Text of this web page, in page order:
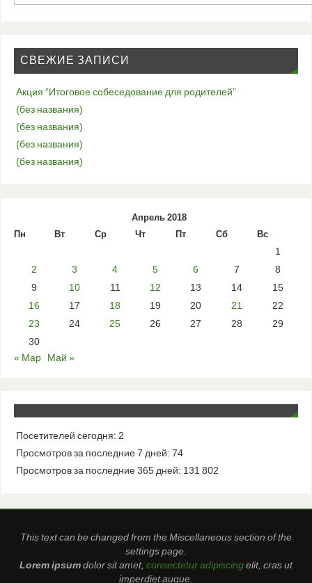
СВЕЖИЕ ЗАПИСИ
Акция “Итоговое собеседование для родителей”
(без названия)
(без названия)
(без названия)
(без названия)
Апрель 2018
Пн
Вт Ср Чт Пт Сб Вс
1
2
3 4 5 6 7
8
9
10 11 12 13 14
15
16
17 18 19 20 21
22
23
24 25 26 27 28
29
30
« Мар
Май »
Посетителей сегодня: 2
Просмотров за последние 7 дней: 74
Просмотров за последние 365 дней: 131 802
This text can be changed from the Miscellaneous section of the
settings page.
Lorem ipsumdolor sit amet, consectetur adipiscingelit, cras ut
imperdiet augue.